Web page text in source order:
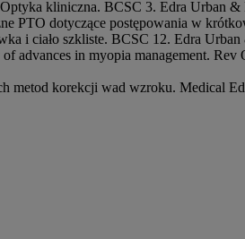
kliniczna. BCSC 3. Edra Urban &
PTO dotyczące postępowania w
i ciało szkliste. BCSC 12. Edra Urban
advances in myopia management. Rev
metod korekcji wad wzroku. Medical